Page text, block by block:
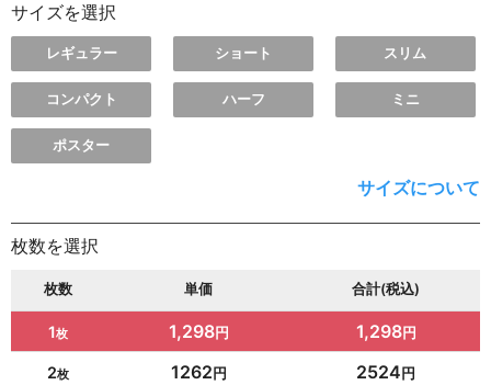
サイズを選択
レギュラー ショート スリム
コンパクト ハーフ ミニ
ポスター
サイズについて
枚数を選択
枚数 単価 合計(税込)
1 1,298 1,298
2 1262 2524